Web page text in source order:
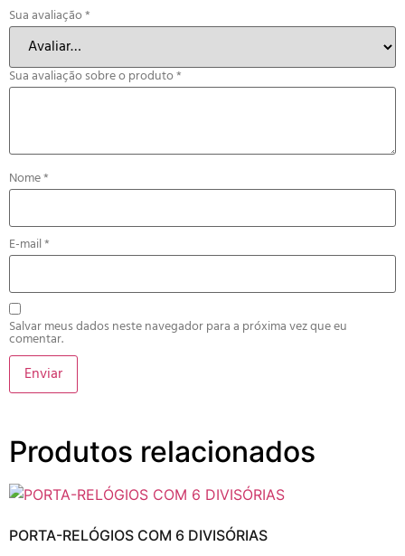
Sua avaliação*
Sua avaliação sobre o produto*
Nome*
E-mail*
Salvar meus dados neste navegador para a próxima vez que eu
comentar.
Produtos relacionados
PORTA-RELÓGIOS COM 6 DIVISÓRIAS